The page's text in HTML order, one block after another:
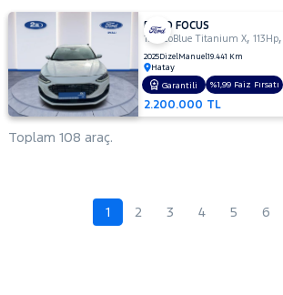
2.0
ST
KUGA
MONDEO
Mustang
Mach-E
FORD FOCUS
1.5 EcoBlue Titanium X,113Hp,
2025DizelManuel19.441 Km
Hatay
2.200.000 TL
Garantili %1,99 Faiz Fırsatı
Toplam 108 araç.
1 2 3 4 5 6